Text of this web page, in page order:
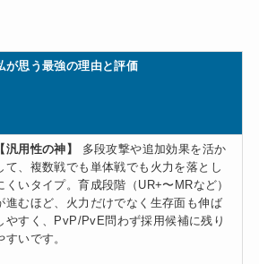
が思う最強の理由と評価
【汎用性の神】
多段攻撃や追加効果を活か
て、複数戦でも単体戦でも火力を落とし
くいタイプ。育成段階（UR+〜MRなど）
進むほど、火力だけでなく生存面も伸ば
やすく、PvP/PvE問わず採用候補に残り
すいです。